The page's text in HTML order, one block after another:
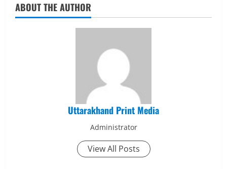
ABOUT THE AUTHOR
Uttarakhand Print Media
Administrator
View All Posts